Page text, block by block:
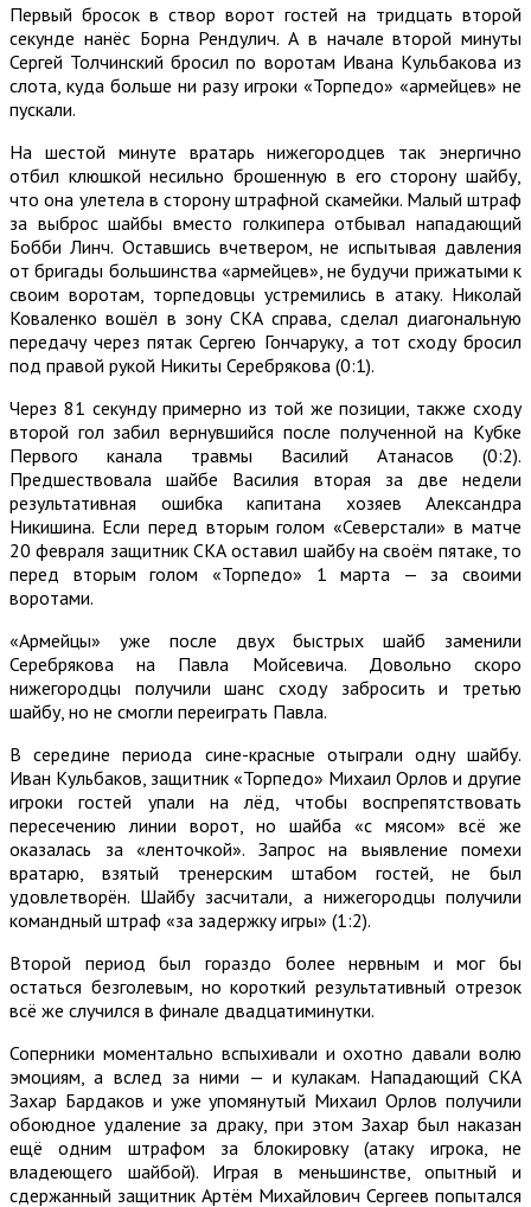
Первый бросок в створ ворот гостей на тридцать второй
секунде нанёс Борна Рендулич. А в начале второй минуты
Сергей Толчинский бросил по воротам Ивана Кульбакова из
слота, куда больше ни разу игроки «Торпедо» «армейцев» не
пускали.
На шестой минуте вратарь нижегородцев так энергично
отбил клюшкой несильно брошенную в его сторону шайбу,
что она улетела в сторону штрафной скамейки. Малый штраф
за выброс шайбы вместо голкипера отбывал нападающий
Бобби Линч. Оставшись вчетвером, не испытывая давления
от бригады большинства «армейцев», не будучи прижатыми к
своим воротам, торпедовцы устремились в атаку. Николай
Коваленко вошёл в зону СКА справа, сделал диагональную
передачу через пятак Сергею Гончаруку, а тот сходу бросил
под правой рукой Никиты Серебрякова (0:1).
Через 81 секунду примерно из той же позиции, также сходу
второй гол забил вернувшийся после полученной на Кубке
Первого канала травмы Василий Атанасов (0:2).
Предшествовала шайбе Василия вторая за две недели
результативная ошибка капитана хозяев Александра
Никишина. Если перед вторым голом «Северстали» в матче
20 февраля защитник СКА оставил шайбу на своём пятаке, то
перед вторым голом «Торпедо» 1 марта — за своими
воротами.
«Армейцы» уже после двух быстрых шайб заменили
Серебрякова на Павла Мойсевича. Довольно скоро
нижегородцы получили шанс сходу забросить и третью
шайбу, но не смогли переиграть Павла.
В середине периода сине-красные отыграли одну шайбу.
Иван Кульбаков, защитник «Торпедо» Михаил Орлов и другие
игроки гостей упали на лёд, чтобы воспрепятствовать
пересечению линии ворот, но шайба «с мясом» всё же
оказалась за «ленточкой». Запрос на выявление помехи
вратарю, взятый тренерским штабом гостей, не был
удовлетворён. Шайбу засчитали, а нижегородцы получили
командный штраф «за задержку игры» (1:2).
Второй период был гораздо более нервным и мог бы
остаться безголевым, но короткий результативный отрезок
всё же случился в финале двадцатиминутки.
Соперники моментально вспыхивали и охотно давали волю
эмоциям, а вслед за ними — и кулакам. Нападающий СКА
Захар Бардаков и уже упомянутый Михаил Орлов получили
обоюдное удаление за драку, при этом Захар был наказан
ещё одним штрафом за блокировку (атаку игрока, не
владеющего шайбой). Играя в меньшинстве, опытный и
сдержанный защитник Артём Михайлович Сергеев попытался